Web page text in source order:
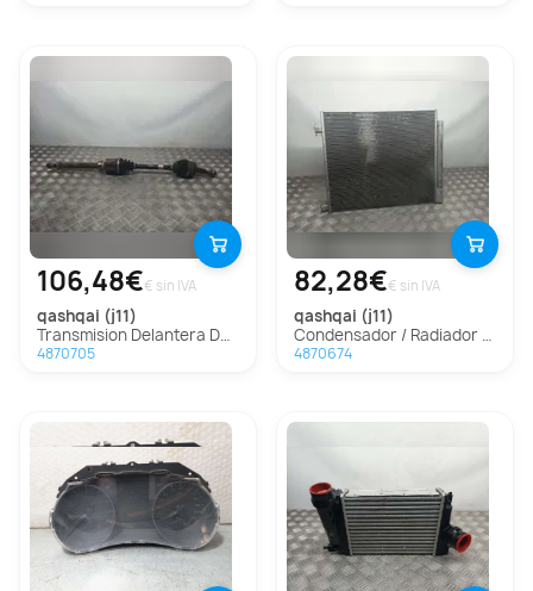
106,48€€ sin IVA
qashqai (j11)
Transmision Delantera Derecha Para Nissan Qashqai
4870705
82,28€€ sin IVA
qashqai (j11)
Condensador / Radiador Aire Acondicionado Para Nissan Qashqai
4870674